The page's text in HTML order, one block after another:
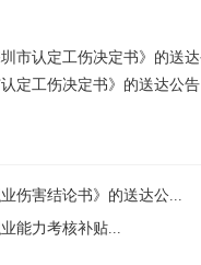
市认定工伤决定书》的送
定工伤决定书》的送达公告
伤害结论书》的送达公...
能力考核补贴...